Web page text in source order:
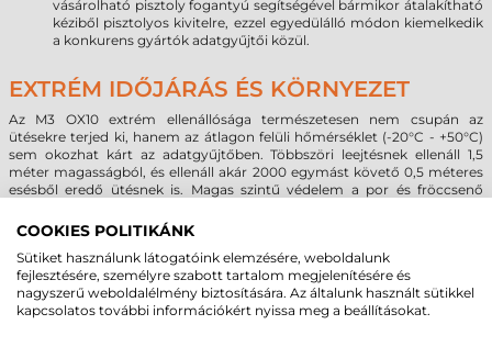
vásárolható pisztoly fogantyú segítségével bármikor átalakítható
kéziből pisztolyos kivitelre, ezzel egyedülálló módon kiemelkedik
a konkurens gyártók adatgyűjtői közül.
EXTRÉM IDŐJÁRÁS ÉS KÖRNYEZET
Az M3 OX10 extrém ellenállósága természetesen nem csupán az
ütésekre terjed ki, hanem az átlagon felüli hőmérséklet (-20°C - +50°C)
sem okozhat kárt az adatgyűjtőben. Többszöri leejtésnek ellenáll 1,5
méter magasságból, és ellenáll akár 2000 egymást követő 0,5 méteres
esésből eredő ütésnek is. Magas szintű védelem a por és fröccsenő
MEGBÍZHAT BENNÜNK! ISMERJE MEG
VÁSÁRLÓINK VÉLEMÉNYÉT
COOKIES POLITIKÁNK
Sütiket használunk látogatóink elemzésére, weboldalunk
fejlesztésére, személyre szabott tartalom megjelenítésére és
nagyszerű weboldalélmény biztosítására. Az általunk használt sütikkel
kapcsolatos további információkért nyissa meg a beállításokat.